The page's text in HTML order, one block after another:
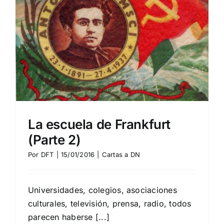
La escuela de Frankfurt
(Parte 2)
Por DFT 15/01/2016 Cartas a DN
Universidades, colegios, asociaciones
culturales, televisión, prensa, radio, todos
parecen haberse [...]